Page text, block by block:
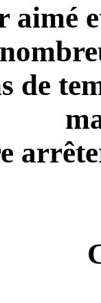
de